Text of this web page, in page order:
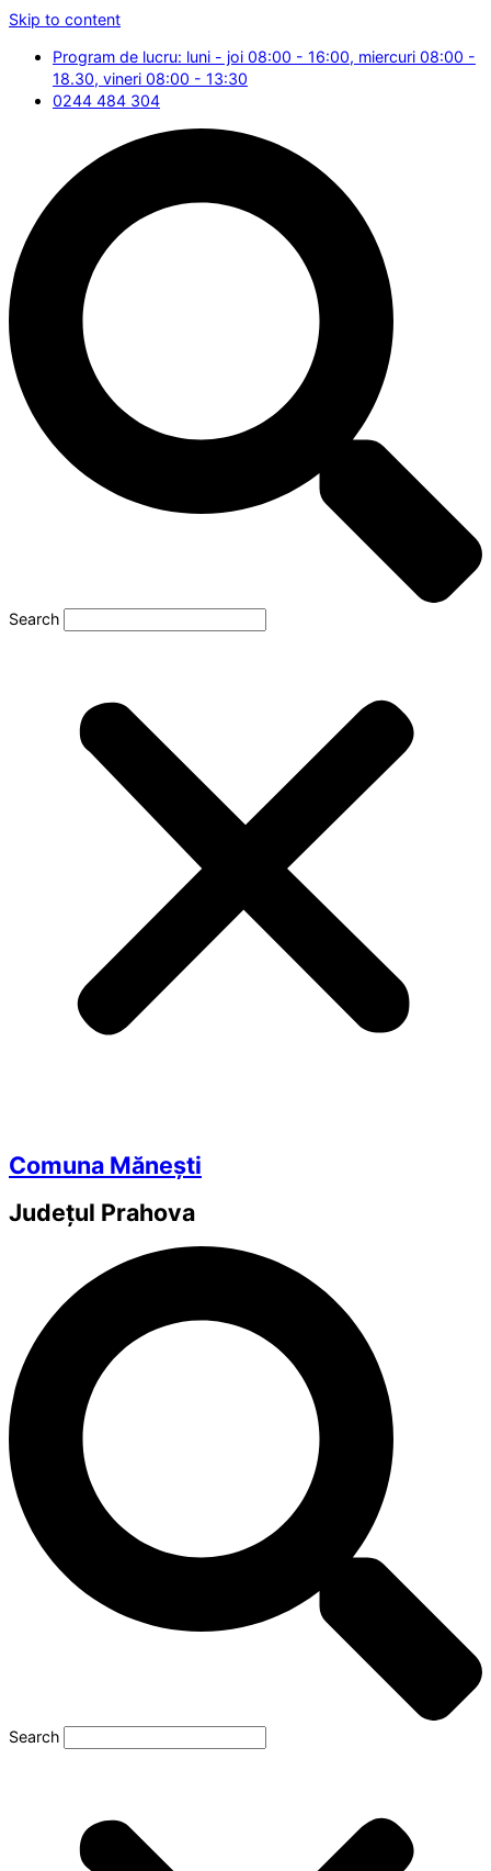
Skip to content
Program de lucru: luni - joi 08:00 - 16:00, miercuri 08:00 -
18.30, vineri 08:00 - 13:30
0244 484 304
Search
Comuna Mănești
Județul Prahova
Search